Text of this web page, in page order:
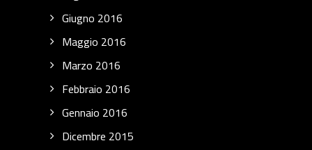
Giugno 2016
Maggio 2016
Marzo 2016
Febbraio 2016
Gennaio 2016
Dicembre 2015